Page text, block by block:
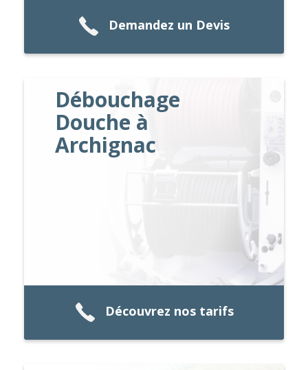
Demandez un Devis
Débouchage
Douche à
Archignac
Découvrez nos tarifs